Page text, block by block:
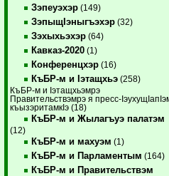
Зэпеуэхэр (149)
ЗэпыщIэныгъэхэр (32)
Зэхыхьэхэр (64)
Кавказ-2020 (1)
Конференцхэр (16)
КъБР-м и Iэтащхьэ (258)
КъБР-м и Iэтащхьэмрэ
Правительствэмрэ я пресс-
къызэритамкIэ (18)
КъБР-м и Жылагъуэ палатэм
(12)
КъБР-м и махуэм (1)
КъБР-м и Парламентым (164)
КъБР-м и Правительствэм